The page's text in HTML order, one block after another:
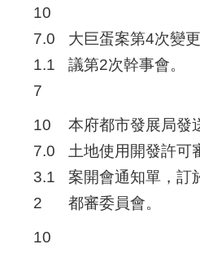
10
7.0
1.1
7
大巨蛋案第4次變
議第2次幹事會。
10
7.0
3.1
2
本府都市發展局發
土地使用開發許可
案開會通知單，訂
都審委員會。
10